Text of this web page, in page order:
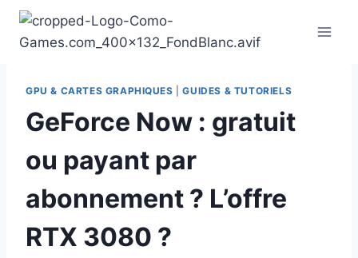
Aller
contenu
GPU & CARTES GRAPHIQUES |GUIDES & TUTORIELS
GeForce Now : gratuit
ou payant par
abonnement ? L’offre
RTX 3080 ?